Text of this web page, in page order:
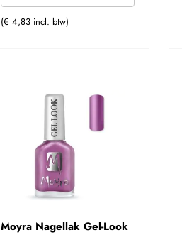
(€ 4,83 incl. btw)
Moyra Nagellak Gel-Look